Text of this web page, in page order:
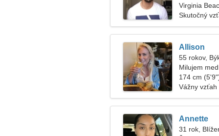
Virginia
Skutočný
Allison
55 rokov,
Milujem
174 cm
Vážny vzťah
Annette
31 rok,